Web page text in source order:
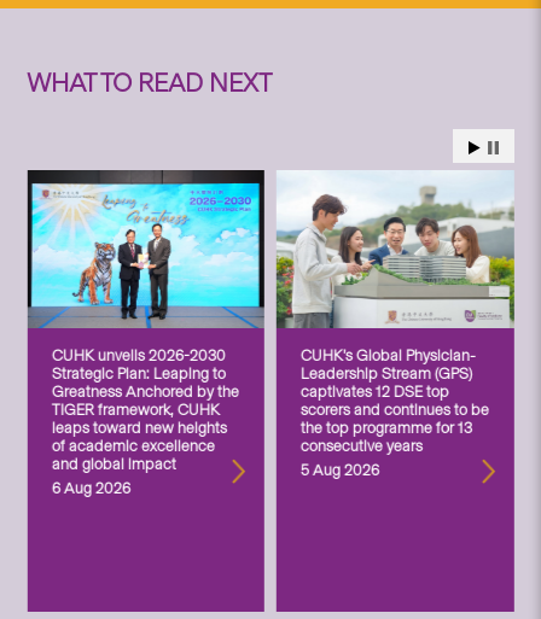
WHAT TO READ NEXT
CUHK unveils 2026-2030
Strategic Plan: Leaping to
Greatness Anchored by the
TIGER framework, CUHK
leaps toward new heights
of academic excellence
and global impact
6 Aug 2026
CUHK’s Global Physician-
Leadership Stream (GPS)
captivates 12 DSE top
scorers and continues to be
the top programme for 13
consecutive years
5 Aug 2026